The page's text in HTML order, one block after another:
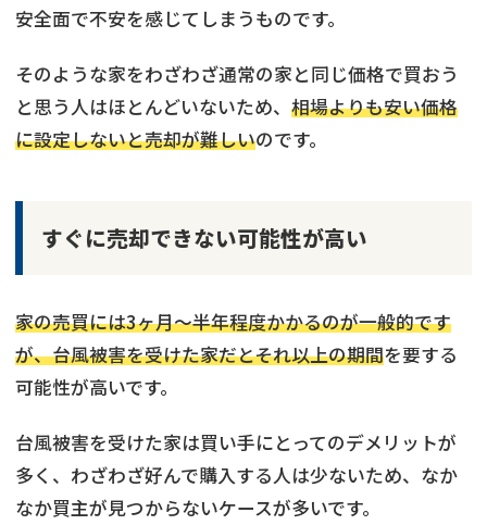
安全面で不安を感じてしまうものです。
そのような家をわざわざ通常の家と同じ価格で買おう
と思う人はほとんどいないため、 相場よりも安い価格
に設定しないと売却が難しいのです。
すぐに売却できない可能性が高い
家の売買には3ヶ月～半年程度かかるのが一般的です
が、台風被害を受けた家だとそれ以上の期間を要する
可能性が高いです。
台風被害を受けた家は買い手にとってのデメリットが
多く、わざわざ好んで購入する人は少ないため、なか
なか買主が見つからないケースが多いです。